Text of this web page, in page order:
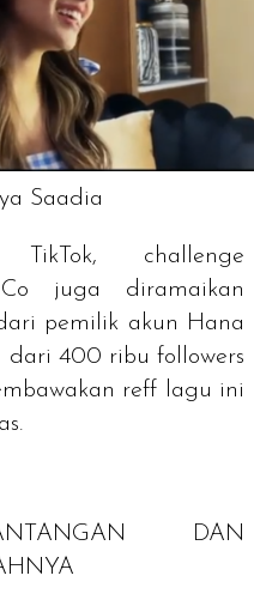
Saadia
challenge
juga diramaikan
pemilik akun Hana
dari 400 ribu followers
reff lagu ini
DAN